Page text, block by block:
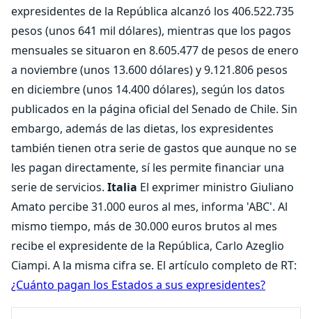
expresidentes de la República alcanzó los 406.522.735
pesos (unos 641 mil dólares), mientras que los pagos
mensuales se situaron en 8.605.477 de pesos de enero
a noviembre (unos 13.600 dólares) y 9.121.806 pesos
en diciembre (unos 14.400 dólares), según los datos
publicados en la página oficial del Senado de Chile. Sin
embargo, además de las dietas, los expresidentes
también tienen otra serie de gastos que aunque no se
les pagan directamente, sí les permite financiar una
serie de servicios. Italia El exprimer ministro Giuliano
Amato percibe 31.000 euros al mes, informa 'ABC'. Al
mismo tiempo, más de 30.000 euros brutos al mes
recibe el expresidente de la República, Carlo Azeglio
Ciampi. A la misma cifra se. El artículo completo de RT:
¿Cuánto pagan los Estados a sus expresidentes?